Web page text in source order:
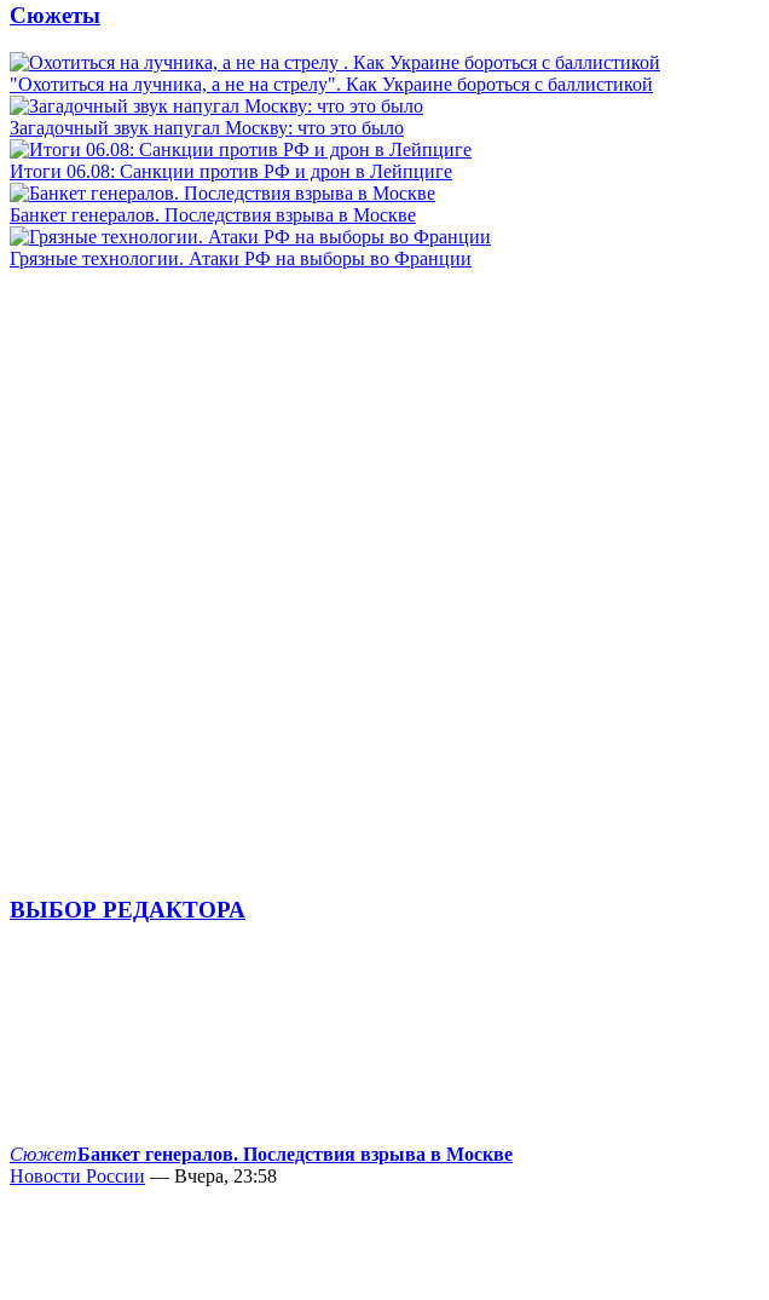
Сюжеты
"Охотиться на лучника, а не на стрелу". Как Украине бороться с баллистикой
Загадочный звук напугал Москву: что это было
Итоги 06.08: Санкции против РФ и дрон в Лейпциге
Банкет генералов. Последствия взрыва в Москве
Грязные технологии. Атаки РФ на выборы во Франции
ВЫБОР РЕДАКТОРА
СюжетБанкет генералов. Последствия взрыва в Москве
Новости России — Вчера, 23:58